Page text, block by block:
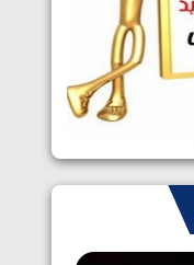
1405/05/06